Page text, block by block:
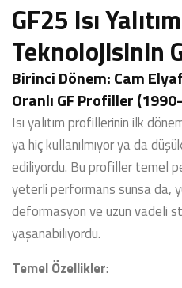
GF25 Isı
Teknolojisinin
Birinci Dönem: Cam
Oranlı GF Profiller
Isı yalıtım profillerinin ilk
ya hiç kullanılmıyor ya da
ediliyordu. Bu profiller temel
yeterli performans sunsa da,
deformasyon ve uzun vadeli
yaşanabiliyordu.
Temel Özellikler: